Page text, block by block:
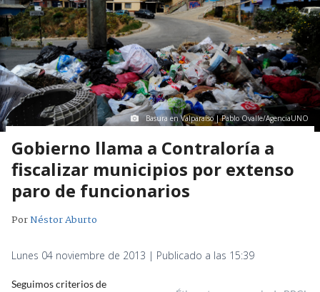
Basura en Valparaíso | Pablo Ovalle/AgenciaUNO
Gobierno llama a Contraloría a
fiscalizar municipios por extenso
paro de funcionarios
PorNéstor Aburto
Lunes 04 noviembre de 2013 | Publicado a las 15:39
Seguimos criterios de